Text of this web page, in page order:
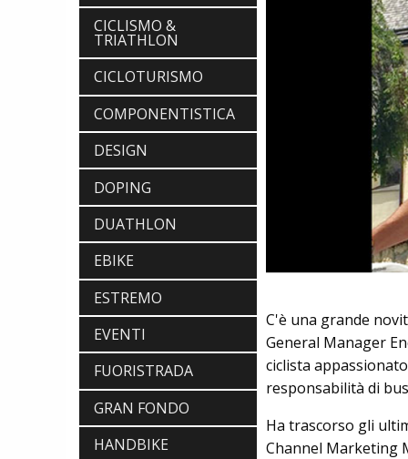
CICLISMO &
TRIATHLON
CICLOTURISMO
COMPONENTISTICA
DESIGN
DOPING
DUATHLON
EBIKE
ESTREMO
EVENTI
FUORISTRADA
GRAN FONDO
HANDBIKE
C'è una grande
General Manager
ciclista
responsabilità di
Ha trascorso gli
Channel Marketing